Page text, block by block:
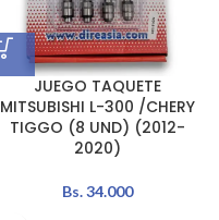
JUEGO TAQUETE
MITSUBISHI L-300 /CHERY
TIGGO (8 UND) (2012-
2020)
Bs.34.000